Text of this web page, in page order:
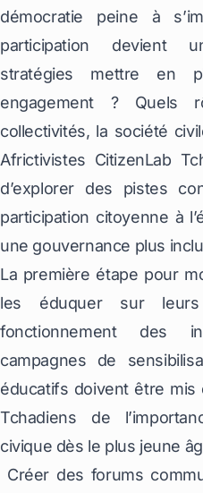
démocratie peine à
participation devient
stratégies mettre en
engagement ? Quels
collectivités, la société
Africtivistes CitizenLab
d’explorer des pistes
participation citoyenne à
une gouvernance plus
La première étape pour
les éduquer sur
fonctionnement des
campagnes de
éducatifs doivent être
Tchadiens de
civique dès le plus jeune
Créer des forums